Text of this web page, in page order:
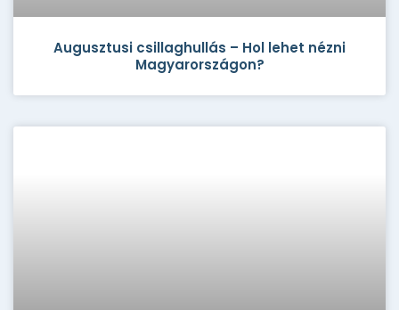
Augusztusi csillaghullás – Hol lehet nézni
Magyarországon?